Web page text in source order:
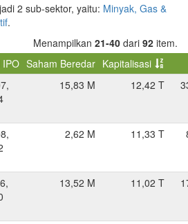
2 sub-sektor, yaitu: Minyak, Gas &
.
Menampilkan 21-40 dari 92 item.
IPO Saham Beredar Kapitalisasi
15,83 M 12,42 T
2,62 M 11,33 T
13,52 M 11,02 T